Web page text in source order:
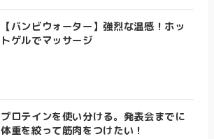
【バンビウォーター】強烈な温感！ホッ
トゲルでマッサージ
プロテインを使い分ける。発表会までに
体重を絞って筋肉をつけたい！